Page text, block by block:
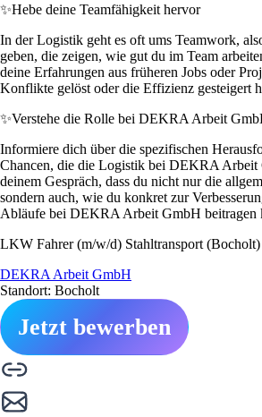
✨Hebe deine Teamfähigkeit hervor
In der Logistik geht es oft ums Teamwork,
geben, die zeigen, wie gut du im Team
deine Erfahrungen aus früheren Jobs oder
Konflikte gelöst oder die Effizienz gesteigert
✨Verstehe die Rolle bei DEKRA Arbeit
Informiere dich über die spezifischen
Chancen, die die Logistik bei DEKRA Arbeit
deinem Gespräch, dass du nicht nur die
sondern auch, wie du konkret zur
Abläufe bei DEKRA Arbeit GmbH beitragen
LKW Fahrer (m/w/d) Stahltransport (Bocholt)
DEKRA Arbeit GmbH
Standort: Bocholt
Jetzt bewerben